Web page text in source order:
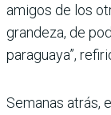
amigos de los
grandeza, de
paraguaya”,
Semanas atrás,